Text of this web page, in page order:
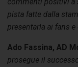
pista fatte dalla
presentarla ai fans
Ado Fassina, AD
prosegue il